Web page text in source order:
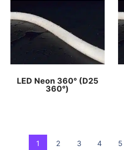
LED Neon 360° (D25
360°)
1 2 3 4 5